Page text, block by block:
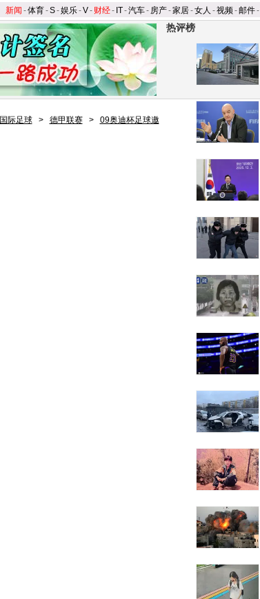
新闻 -体育-S-娱乐-V- 财经- IT-汽车- 房产-家居-女人 -视频-邮件-
热评榜
国际足球 > 德甲联赛 >
09奥迪杯足球邀